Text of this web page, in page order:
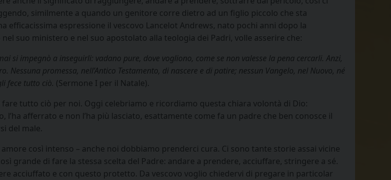
similmente a quando un genitore corre dietro ad un figlio piccolo che sta
espressione il vescovo Lancelot Andrews, nato pochi anni dopo la
suo ministero e nel suo apostolato alla teologia dei Padri, volle asserire che:
si impegnò a inseguirli: vadano pure, dove vogliono, come se non valesse la pena cercarli. Anzi,
promessa, nell’Antico Testamento, di nascere e di patire; nessun Vangelo, nel Nuovo, né
fece tutto ciò. (Sermone I per il Natale).
tutto ciò per noi. Oggi celebriamo e ricordiamo questa chiara volontà di Dio:
afferrato e non l’ha più lasciato, esattamente come fa un padre che ben conosce il
del male.
così intenso – anche noi dobbiamo prenderci cura. Ci sono tante storie assai vicine
grande di fare la stessa scelta del Padre: andare a prendere, acciuffare, stringere a sé.
acciuffato e con questo protetto. Da vescovo voglio chiedervi di pregare in particolar